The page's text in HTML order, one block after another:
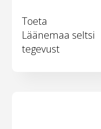
Toeta
Läänemaa seltsi
tegevust